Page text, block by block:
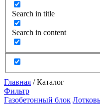
Search in title
Search in content
Главная /Каталог
Фильтр
Газобетонный блок